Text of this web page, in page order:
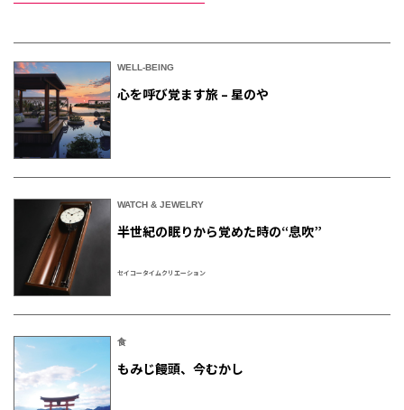
WELL-BEING
心を呼び覚ます旅 – 星のや
WATCH & JEWELRY
半世紀の眠りから覚めた時の“息吹”
セイコータイムクリエーション
食
もみじ饅頭、今むかし